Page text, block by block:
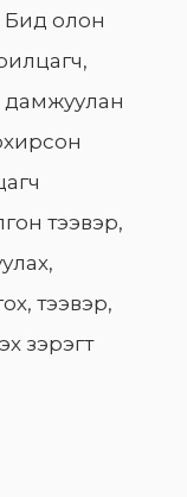
Бид олон
дамжуулан
тээвэр,
тээвэр,
зэрэгт